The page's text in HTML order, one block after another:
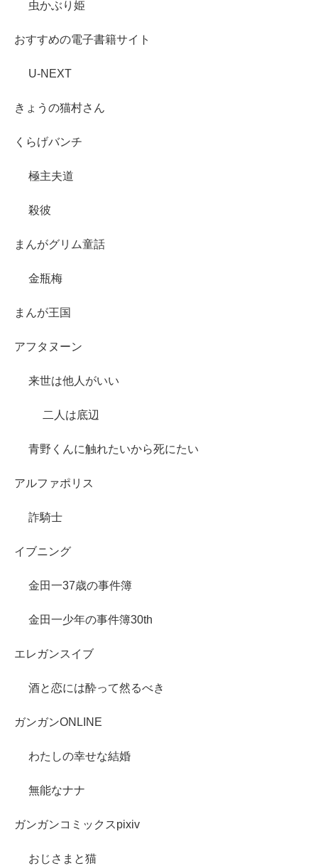
虫かぶり姫
おすすめの電子書籍サイト
U-NEXT
きょうの猫村さん
くらげバンチ
極主夫道
殺彼
まんがグリム童話
金瓶梅
まんが王国
アフタヌーン
来世は他人がいい
二人は底辺
青野くんに触れたいから死にたい
アルファポリス
詐騎士
イブニング
金田一37歳の事件簿
金田一少年の事件簿30th
エレガンスイブ
酒と恋には酔って然るべき
ガンガンONLINE
わたしの幸せな結婚
無能なナナ
ガンガンコミックスpixiv
おじさまと猫